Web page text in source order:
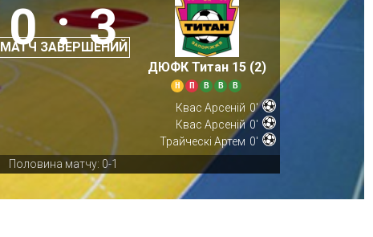
0 : 3
МАТЧ ЗАВЕРШЕНИЙ
ДЮФК Титан 15 (2)
Н П В В В
Квас Арсеній 0'
Квас Арсеній 0'
Трайческі Артем 0'
Половина матчу: 0-1